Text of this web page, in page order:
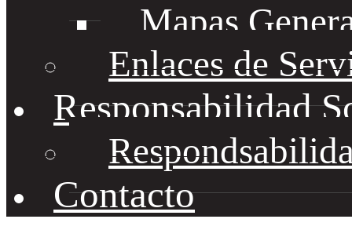
Mapas
Enlaces de
Responsabilidad
Contacto